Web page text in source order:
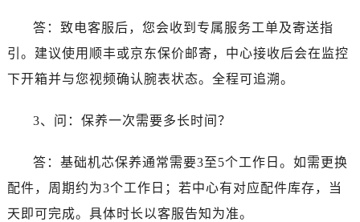
答：致电客服后，您会收到专属服务工单及寄送指
引。建议使用顺丰或京东保价邮寄，中心接收后会在监控
下开箱并与您视频确认腕表状态。全程可追溯。
3、问：保养一次需要多长时间？
答：基础机芯保养通常需要3至5个工作日。如需更换
配件，周期约为3个工作日；若中心有对应配件库存，当
天即可完成。具体时长以客服告知为准。